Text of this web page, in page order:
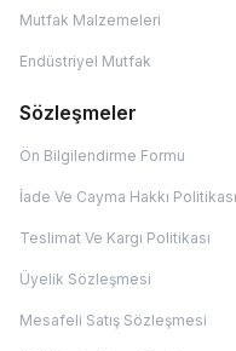
Mutfak Malzemeleri
Endüstriyel Mutfak
Sözleşmeler
Ön Bilgilendirme Formu
İade Ve Cayma Hakkı Politikası
Teslimat Ve Kargı Politikası
Üyelik Sözleşmesi
Mesafeli Satış Sözleşmesi